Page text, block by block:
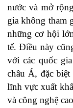
nước và mở
gia không tham
những cơ hội
tế. Điều này
với các quốc
châu Á, đặc
lĩnh vực xuất
và công nghệ